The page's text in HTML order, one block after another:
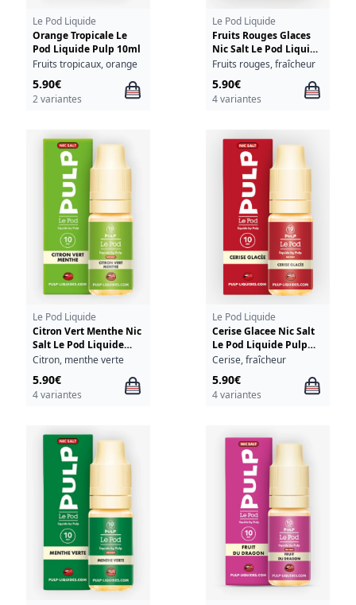
Le Pod Liquide
Orange Tropicale Le
Pod Liquide Pulp 10ml
Fruits tropicaux, orange
5.90€
2 variantes
Le Pod Liquide
Fruits Rouges Glaces
Nic Salt Le Pod Liquide
Pulp 10ml
Fruits rouges, fraîcheur
5.90€
4 variantes
Le Pod Liquide
Citron Vert Menthe Nic
Salt Le Pod Liquide
Pulp 10ml
Citron, menthe verte
5.90€
4 variantes
Le Pod Liquide
Cerise Glacee Nic Salt
Le Pod Liquide Pulp
10ml
Cerise, fraîcheur
5.90€
4 variantes